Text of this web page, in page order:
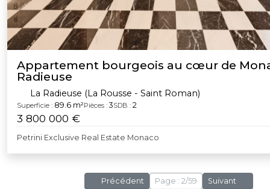
Appartement bourgeois au cœur de
Radieuse
La Radieuse (La Rousse - Saint Roman)
Superficie : 89.6 m²Pièces : 3SDB : 2
3 800 000 €
Petrini Exclusive Real Estate Monaco
Précédent Page : 2/59 Suivant